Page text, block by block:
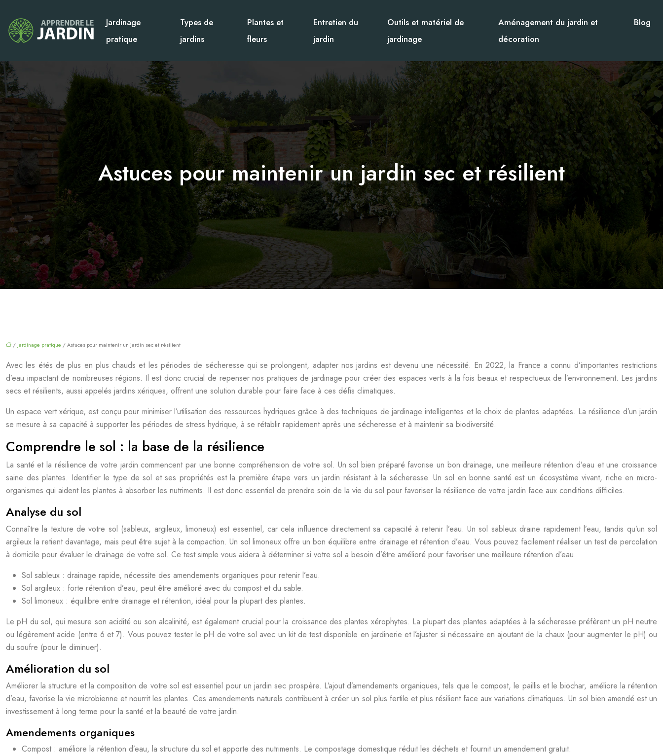
Jardinage
pratique
Types de
jardins
Plantes et
fleurs
Entretien du
jardin
Outils et matériel de
jardinage
Aménagement du jardin et
décoration
Blog
Astuces pour maintenir un jardin sec et résilient
/ Jardinage pratique / Astuces pour maintenir un jardin sec et résilient
Avec les étés de plus en plus chauds et les périodes de sécheresse qui se prolongent, adapter nos jardins est devenu une nécessité. En 2022, la France a connu d’importantes restrictions
d’eau impactant de nombreuses régions. Il est donc crucial de repenser nos pratiques de jardinage pour créer des espaces verts à la fois beaux et respectueux de l’environnement. Les jardins
secs et résilients, aussi appelés jardins xériques, offrent une solution durable pour faire face à ces défis climatiques.
Un espace vert xérique, est conçu pour minimiser l’utilisation des ressources hydriques grâce à des techniques de jardinage intelligentes et le choix de plantes adaptées. La résilience d’un jardin
se mesure à sa capacité à supporter les périodes de stress hydrique, à se rétablir rapidement après une sécheresse et à maintenir sa biodiversité.
Comprendre le sol : la base de la résilience
La santé et la résilience de votre jardin commencent par une bonne compréhension de votre sol. Un sol bien préparé favorise un bon drainage, une meilleure rétention d’eau et une croissance
saine des plantes. Identifier le type de sol et ses propriétés est la première étape vers un jardin résistant à la sécheresse. Un sol en bonne santé est un écosystème vivant, riche en micro-
organismes qui aident les plantes à absorber les nutriments. Il est donc essentiel de prendre soin de la vie du sol pour favoriser la résilience de votre jardin face aux conditions difficiles.
Analyse du sol
Connaître la texture de votre sol (sableux, argileux, limoneux) est essentiel, car cela influence directement sa capacité à retenir l’eau. Un sol sableux draine rapidement l’eau, tandis qu’un sol
argileux la retient davantage, mais peut être sujet à la compaction. Un sol limoneux offre un bon équilibre entre drainage et rétention d’eau. Vous pouvez facilement réaliser un test de percolation
à domicile pour évaluer le drainage de votre sol. Ce test simple vous aidera à déterminer si votre sol a besoin d’être amélioré pour favoriser une meilleure rétention d’eau.
Sol sableux : drainage rapide, nécessite des amendements organiques pour retenir l’eau.
Sol argileux : forte rétention d’eau, peut être amélioré avec du compost et du sable.
Sol limoneux : équilibre entre drainage et rétention, idéal pour la plupart des plantes.
Le pH du sol, qui mesure son acidité ou son alcalinité, est également crucial pour la croissance des plantes xérophytes. La plupart des plantes adaptées à la sécheresse préfèrent un pH neutre
ou légèrement acide (entre 6 et 7). Vous pouvez tester le pH de votre sol avec un kit de test disponible en jardinerie et l’ajuster si nécessaire en ajoutant de la chaux (pour augmenter le pH) ou
du soufre (pour le diminuer).
Amélioration du sol
Améliorer la structure et la composition de votre sol est essentiel pour un jardin sec prospère. L’ajout d’amendements organiques, tels que le compost, le paillis et le biochar, améliore la rétention
d’eau, favorise la vie microbienne et nourrit les plantes. Ces amendements naturels contribuent à créer un sol plus fertile et plus résilient face aux variations climatiques. Un sol bien amendé est un
investissement à long terme pour la santé et la beauté de votre jardin.
Amendements organiques
Compost : améliore la rétention d’eau, la structure du sol et apporte des nutriments. Le compostage domestique réduit les déchets et fournit un amendement gratuit.